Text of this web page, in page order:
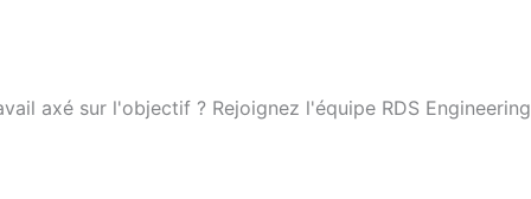
axé sur l'objectif ? Rejoignez l'équipe RDS Engineering